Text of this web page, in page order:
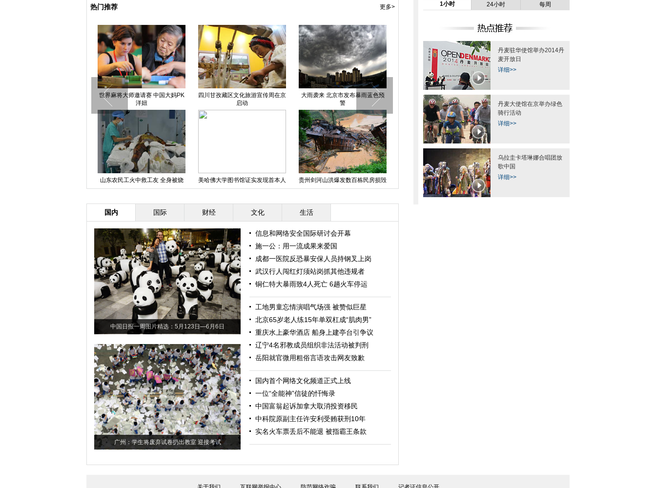
热门推荐 更多>
世界麻将大师邀请赛 中国大妈PK
洋妞
四川甘孜藏区文化旅游宣传周在京
启动
大雨袭来 北京市发布暴雨蓝色预
警
山东农民工火中救工友 全身被烧
伤99%
美哈佛大学图书馆证实发现首本人
皮书 皮肤来自女人背部
贵州剑河山洪爆发数百栋民房损毁
昆明1.2亿私人飞机开卖 云南富豪
组团“看货”
千万劳斯莱斯(图)
福州道路塌陷犹如“天坑”
重庆车展惊现“啦叭车” 周身装音响
国内 国际 财经 文化 生活
中国日报一周图片精选：5月123日—6月6日
广州：学生将废弃试卷扔出教室 迎接考试
信息和网络安全国际研讨会开幕
施一公：用一流成果来爱国
成都一医院反恐暴安保人员持钢叉上岗
武汉行人闯红灯须站岗抓其他违规者
铜仁特大暴雨致4人死亡 6趟火车停运
工地男童忘情演唱气场强 被赞似巨星
北京65岁老人练15年单双杠成“肌肉男”
重庆水上豪华酒店 船身上建亭台引争议
辽宁4名邪教成员组织非法活动被判刑
岳阳就官微用粗俗言语攻击网友致歉
国内首个网络文化频道正式上线
一位“全能神”信徒的忏悔录
中国富翁起诉加拿大取消投资移民
中科院原副主任许安利受贿获刑10年
实名火车票丢后不能退 被指霸王条款
1小时 24小时 每周
丹麦驻华使馆举办2014丹
麦开放日
详细>>
丹麦大使馆在京举办绿色
骑行活动
详细>>
乌拉圭卡塔琳娜合唱团放
歌中国
详细>>